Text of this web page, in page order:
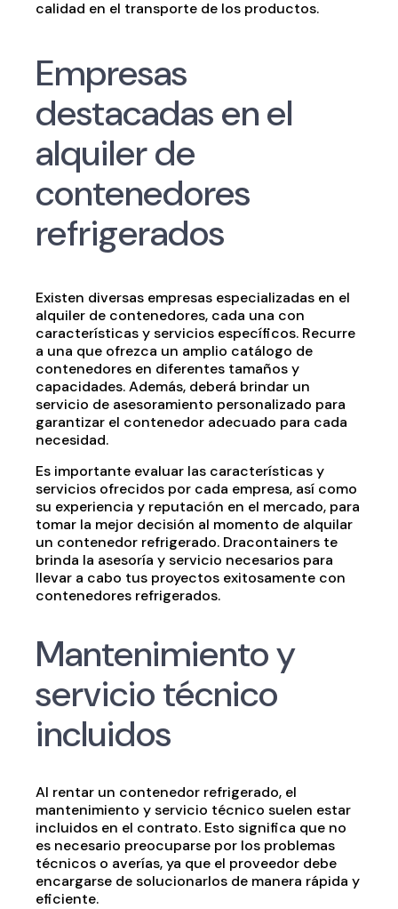
calidad en el transporte de los productos.
Empresas
destacadas en el
alquiler de
contenedores
refrigerados
Existen diversas empresas especializadas en el
alquiler de contenedores, cada una con
características y servicios específicos. Recurre
a una que ofrezca un amplio catálogo de
contenedores en diferentes tamaños y
capacidades. Además, deberá brindar un
servicio de asesoramiento personalizado para
garantizar el contenedor adecuado para cada
necesidad.
Es importante evaluar las características y
servicios ofrecidos por cada empresa, así como
su experiencia y reputación en el mercado, para
tomar la mejor decisión al momento de alquilar
un contenedor refrigerado. Dracontainers te
brinda la asesoría y servicio necesarios para
llevar a cabo tus proyectos exitosamente con
contenedores refrigerados.
Mantenimiento y
servicio técnico
incluidos
Al rentar un contenedor refrigerado, el
mantenimiento y servicio técnico suelen estar
incluidos en el contrato. Esto significa que no
es necesario preocuparse por los problemas
técnicos o averías, ya que el proveedor debe
encargarse de solucionarlos de manera rápida y
eficiente.